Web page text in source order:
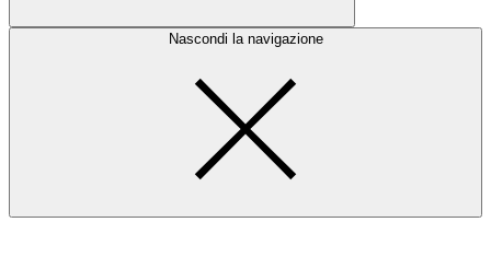
Nascondi la navigazione